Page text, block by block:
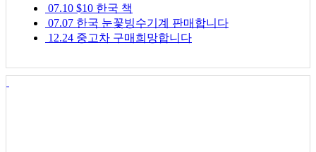
07.10 $10 한국 책
07.07 한국 눈꽃빙수기계 판매합니다
12.24 중고차 구매희망합니다